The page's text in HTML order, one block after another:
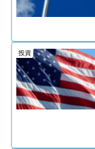
投資